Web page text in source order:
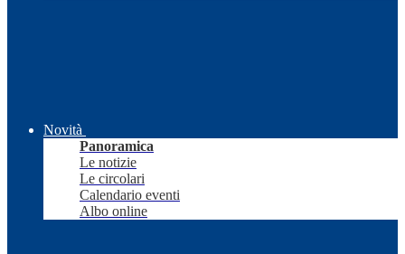
Novità
Panoramica
Le notizie
Le circolari
Calendario eventi
Albo online